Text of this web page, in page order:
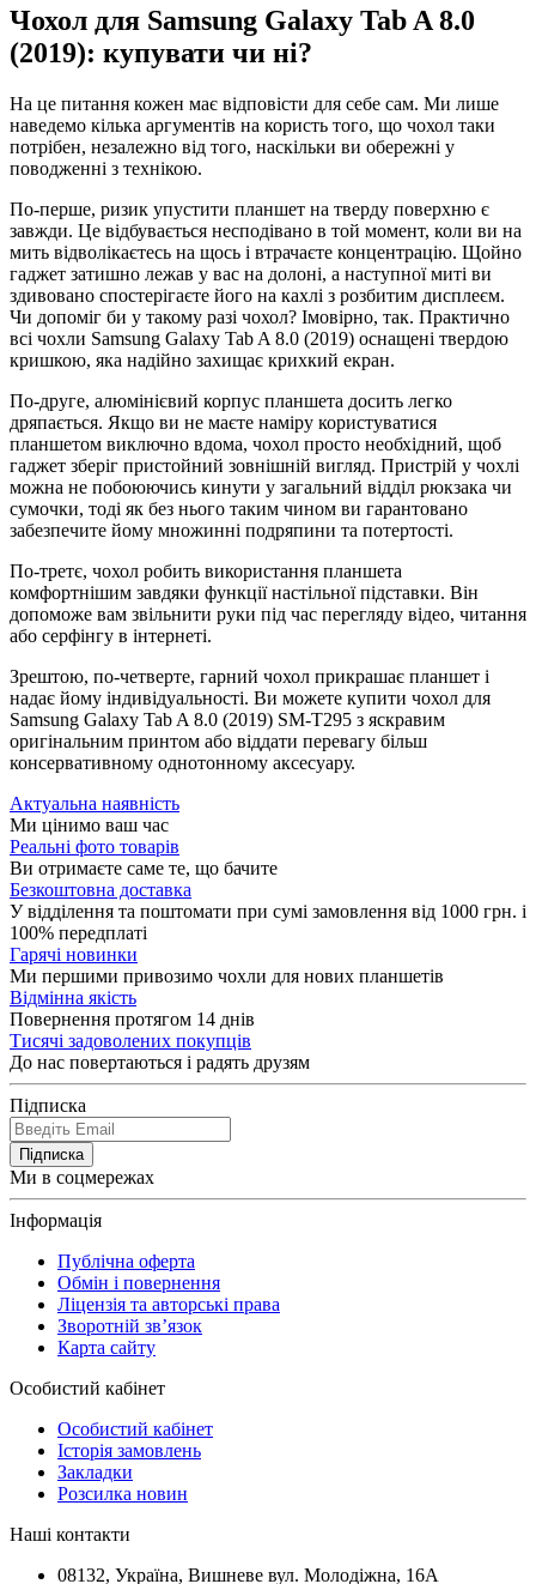
Чохол для Samsung Galaxy Tab A 8.0
(2019): купувати чи ні?
На це питання кожен має відповісти для себе сам. Ми лише
наведемо кілька аргументів на користь того, що чохол таки
потрібен, незалежно від того, наскільки ви обережні у
поводженні з технікою.
По-перше, ризик упустити планшет на тверду поверхню є
завжди. Це відбувається несподівано в той момент, коли ви на
мить відволікаєтесь на щось і втрачаєте концентрацію. Щойно
гаджет затишно лежав у вас на долоні, а наступної миті ви
здивовано спостерігаєте його на кахлі з розбитим дисплеєм.
Чи допоміг би у такому разі чохол? Імовірно, так. Практично
всі чохли Samsung Galaxy Tab A 8.0 (2019) оснащені твердою
кришкою, яка надійно захищає крихкий екран.
По-друге, алюмінієвий корпус планшета досить легко
дряпається. Якщо ви не маєте наміру користуватися
планшетом виключно вдома, чохол просто необхідний, щоб
гаджет зберіг пристойний зовнішній вигляд. Пристрій у чохлі
можна не побоюючись кинути у загальний відділ рюкзака чи
сумочки, тоді як без нього таким чином ви гарантовано
забезпечите йому множинні подряпини та потертості.
По-третє, чохол робить використання планшета
комфортнішим завдяки функції настільної підставки. Він
допоможе вам звільнити руки під час перегляду відео, читання
або серфінгу в інтернеті.
Зрештою, по-четверте, гарний чохол прикрашає планшет і
надає йому індивідуальності. Ви можете купити чохол для
Samsung Galaxy Tab A 8.0 (2019) SM-T295 з яскравим
оригінальним принтом або віддати перевагу більш
консервативному однотонному аксесуару.
Актуальна наявність
Ми цінимо ваш час
Реальні фото товарів
Ви отримаєте саме те, що бачите
Безкоштовна доставка
У відділення та поштомати при сумі замовлення від 1000 грн. і
100% передплаті
Гарячі новинки
Ми першими привозимо чохли для нових планшетів
Відмінна якість
Повернення протягом 14 днів
Тисячі задоволених покупців
До нас повертаються і радять друзям
Підписка
Підписка
Ми в соцмережах
Інформація
Публічна оферта
Обмін і повернення
Ліцензія та авторські права
Зворотній зв’язок
Карта сайту
Особистий кабінет
Особистий кабінет
Історія замовлень
Закладки
Розсилка новин
Наші контакти
08132, Україна, Вишневе вул. Молодіжна, 16А